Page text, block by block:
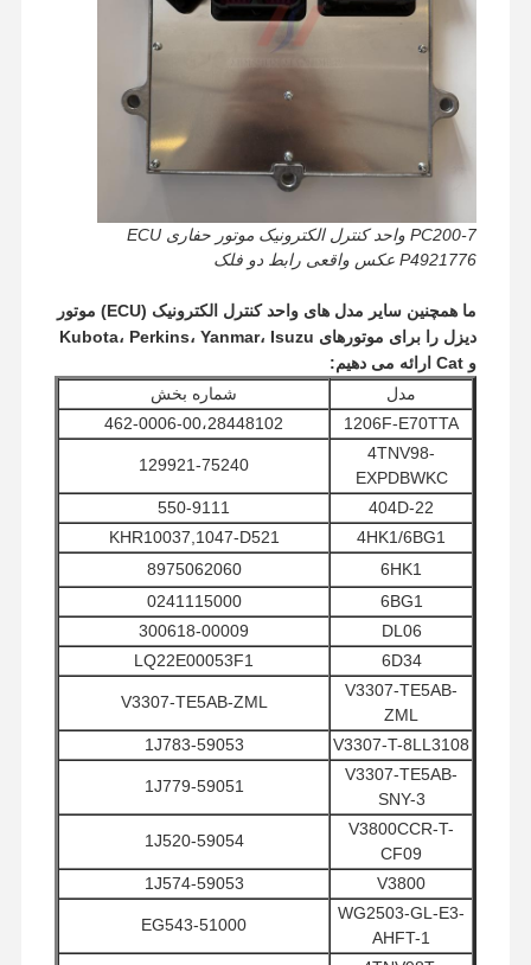
خانه محصولات
مجازی
بازدید از
کارخانه
کنترل کیفیت تماس با ما اخبار
پرونده ها
موتور پرکینز
موتور یانمار
موتور کوبوتا
موتور ايسوزو
موتور کامینز
PC200-7 واحد کنترل الکترونیک موتور حفاری ECU
P4921776 عکس واقعی رابط دو فلک
ما همچنین سایر مدل های واحد کنترل الکترونیک (ECU) موتور
دیزل را برای موتورهای Kubota، Perkins، Yanmar، Isuzu
و Cat ارائه می دهیم:
مدل
شماره بخش
1206F-E70TTA
462-0006-00،28448102
4TNV98-
EXPDBWKC
129921-75240
404D-22
550-9111
4HK1/6BG1
KHR10037,1047-D521
6HK1
8975062060
6BG1
0241115000
DL06
300618-00009
6D34
LQ22E00053F1
V3307-TE5AB-
ZML
V3307-TE5AB-ZML
V3307-T-8LL3108
1J783-59053
V3307-TE5AB-
SNY-3
1J779-59051
V3800CCR-T-
CF09
1J520-59054
V3800
1J574-59053
WG2503-GL-E3-
AHFT-1
EG543-51000